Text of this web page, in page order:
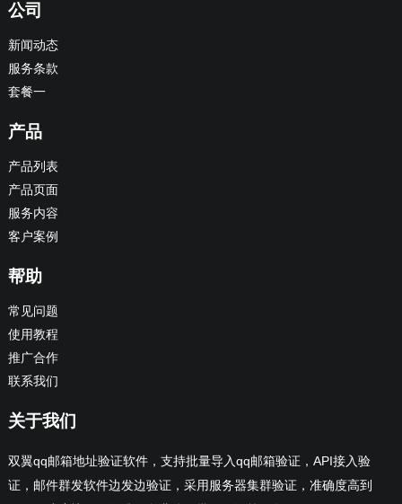
公司
新闻动态
服务条款
套餐一
产品
产品列表
产品页面
服务内容
客户案例
帮助
常见问题
使用教程
推广合作
联系我们
关于我们
双翼qq邮箱地址验证软件，支持批量导入qq邮箱验证，API接入验
证，邮件群发软件边发边验证，采用服务器集群验证，准确度高到